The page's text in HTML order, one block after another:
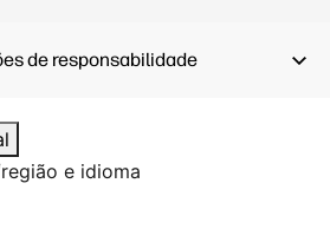
folhas,
de responsabilidade
e idioma